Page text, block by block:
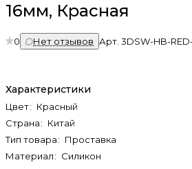
16мм, Красная
0 Нет отзывов Арт.3DSW-HB-
Характеристики
Цвет: Красный
Страна: Китай
Тип товара: Проставка
Материал: Силикон